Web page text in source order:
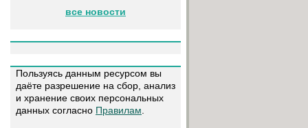
все новости
Пользуясь данным ресурсом вы
даёте разрешение на сбор, анализ
и хранение своих персональных
данных согласно Правилам